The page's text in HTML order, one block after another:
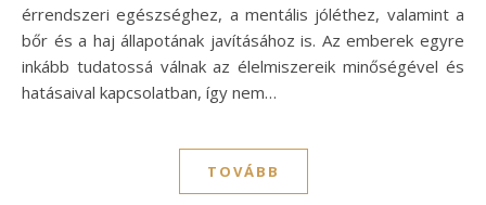
érrendszeri egészséghez, a mentális jóléthez, valamint a
bőr és a haj állapotának javításához is. Az emberek egyre
inkább tudatossá válnak az élelmiszereik minőségével és
hatásaival kapcsolatban, így nem…
TOVÁBB